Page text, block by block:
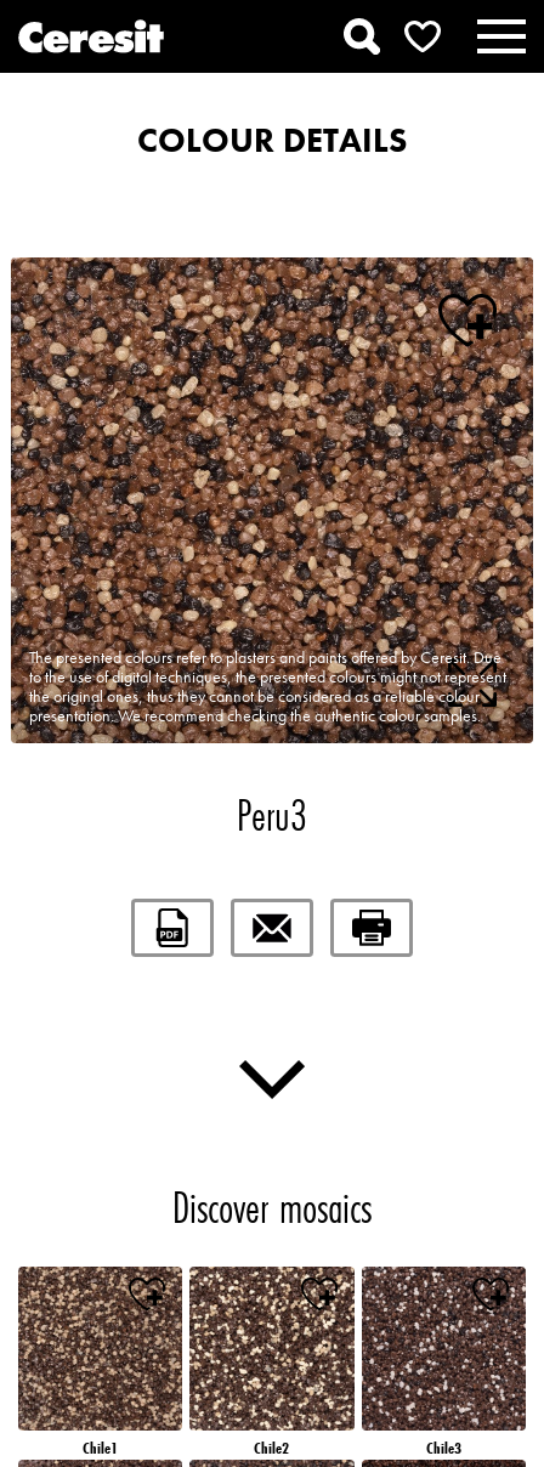
COLOUR DETAILS
The presented colours refer to plasters and paints offered by Ceresit. Due
to the use of digital techniques, the presented colours might not represent
the original ones, thus they cannot be considered as a reliable colour
presentation. We recommend checking the authentic colour samples.
Peru3
Discover mosaics
Chile1 Chile2 Chile3